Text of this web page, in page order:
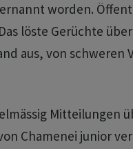
worden.
löste Gerüchte
aus, von schweren
Mitteilungen
Chamenei junior